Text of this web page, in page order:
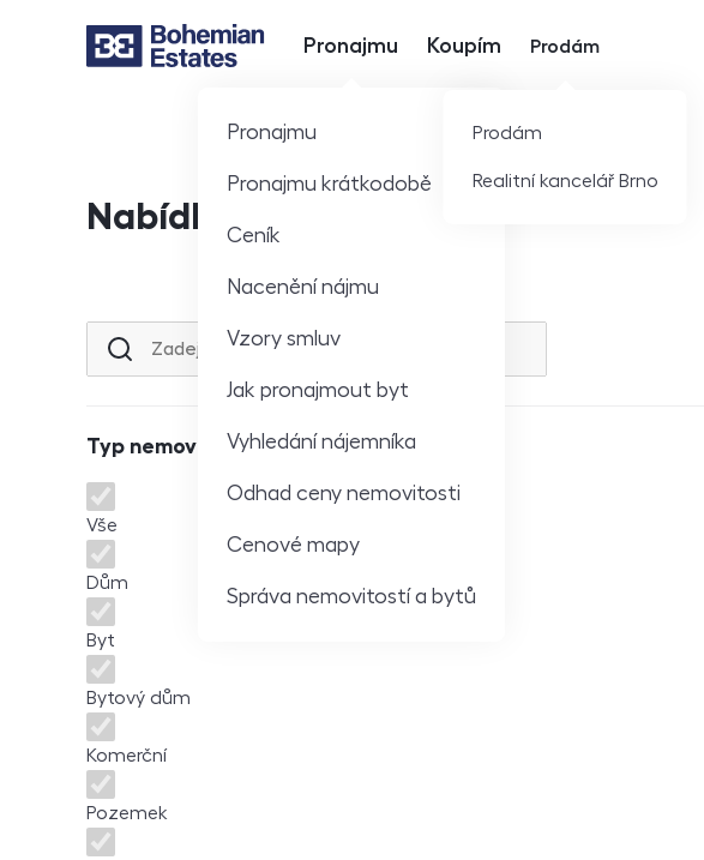
Hlavní nabídka
Pronajmu
Pronajmu
Pronajmu krátkodobě
Ceník
Nacenění nájmu
Vzory smluv
Jak pronajmout byt
Vyhledání nájemníka
Odhad ceny nemovitosti
Cenové mapy
Správa nemovitostí a bytů
Koupím Prodám
Prodám
Realitní kancelář Brno
Nabídka nemovitostí
Lokalita nebo ulice
Typ nemovitosti
Typ nemovitosti
Vše
Dům
Byt
Bytový dům
Komerční
Pozemek